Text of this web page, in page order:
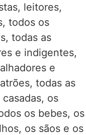
leitores,
todos os
todas as
e indigentes,
e
todas as
os
os bebes, os
os sãos e os